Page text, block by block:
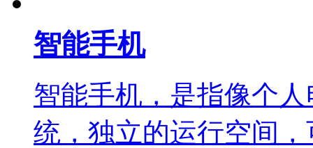
智能手机
智能手机，是指像个
统，独立的运行空间